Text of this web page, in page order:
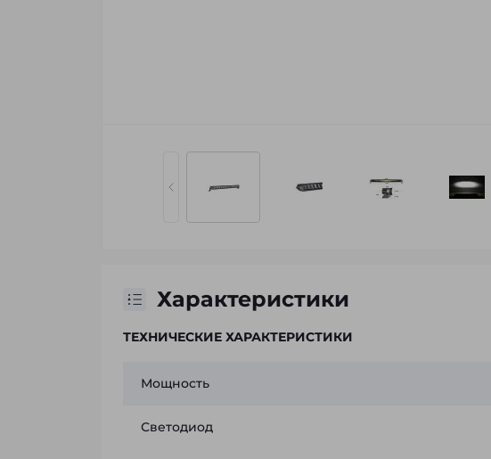
Характеристики
ТЕХНИЧЕСКИЕ ХАРАКТЕРИСТИКИ
Мощность
Светодиод